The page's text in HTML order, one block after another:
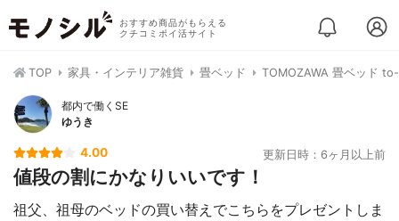
おすすめ商品がもらえる
クチコミポイ活サイト
TOP 家具・インテリア雑貨 畳ベッド TOMOZAWA 畳ベッド
都内で働くSE
ゆうき
4.00 更新日時：6ヶ月以上前
値段の割にかなりいいです！
祖父、祖母のベッドの買い替えでこちらをプレゼントしま